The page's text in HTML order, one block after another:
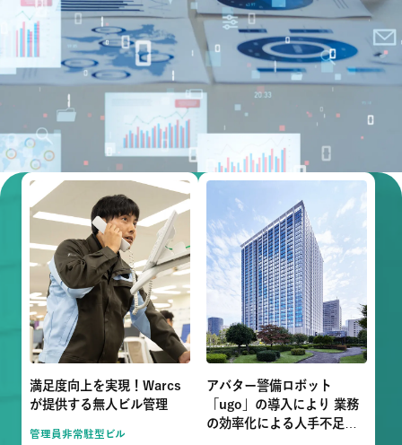
満足度向上を実現！Warcs
が提供する無人ビル管理
管理員非常駐型ビル
アバター警備ロボット
「ugo」の導入により 業務
の効率化による人手不足の